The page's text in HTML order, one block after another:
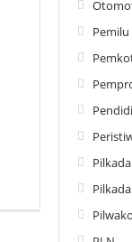
Pemilu